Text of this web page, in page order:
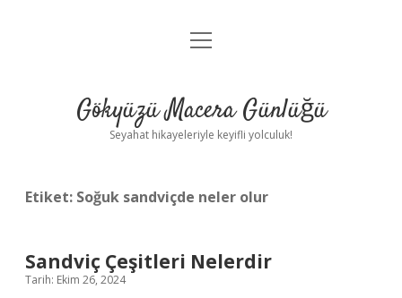
Anasayfa
Yasal Uyarı
menüyü
Gökyüzü Macera Günlüğü
Seyahat hikayeleriyle keyifli yolculuk!
Etiket: Soğuk sandviçde neler olur
Sandviç Çeşitleri Nelerdir
Tarih: Ekim 26, 2024